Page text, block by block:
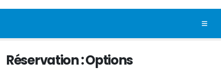
Réservation : Options